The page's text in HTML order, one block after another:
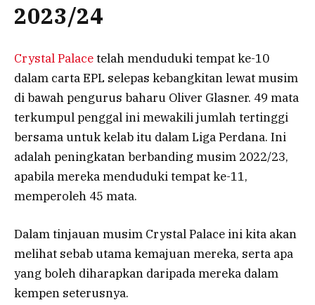
2023/24
Crystal Palacetelah menduduki tempat ke-10
dalam carta EPL selepas kebangkitan lewat musim
di bawah pengurus baharu Oliver Glasner. 49 mata
terkumpul penggal ini mewakili jumlah tertinggi
bersama untuk kelab itu dalam Liga Perdana. Ini
adalah peningkatan berbanding musim 2022/23,
apabila mereka menduduki tempat ke-11,
memperoleh 45 mata.
Dalam tinjauan musim Crystal Palace ini kita akan
melihat sebab utama kemajuan mereka, serta apa
yang boleh diharapkan daripada mereka dalam
kempen seterusnya.